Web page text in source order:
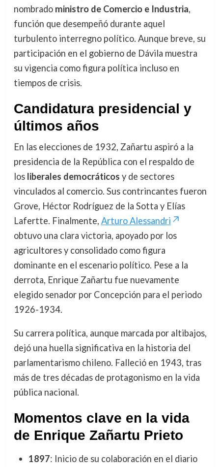
nombrado ministro de Comercio e Industria,
función que desempeñó durante aquel
turbulento interregno político. Aunque breve, su
participación en el gobierno de Dávila muestra
su vigencia como figura política incluso en
tiempos de crisis.
Candidatura presidencial y
últimos años
En las elecciones de 1932, Zañartu aspiró a la
presidencia de la República con el respaldo de
los liberales democráticos y de sectores
vinculados al comercio. Sus contrincantes fueron
Grove, Héctor Rodríguez de la Sotta y Elías
Lafertte. Finalmente, Arturo Alessandri
obtuvo una clara victoria, apoyado por los
agricultores y consolidado como figura
dominante en el escenario político. Pese a la
derrota, Enrique Zañartu fue nuevamente
elegido senador por Concepción para el periodo
1926-1934.
Su carrera política, aunque marcada por altibajos,
dejó una huella significativa en la historia del
parlamentarismo chileno. Falleció en 1943, tras
más de tres décadas de protagonismo en la vida
pública nacional.
Momentos clave en la vida
de Enrique Zañartu Prieto
1897: Inicio de su colaboración en el diario